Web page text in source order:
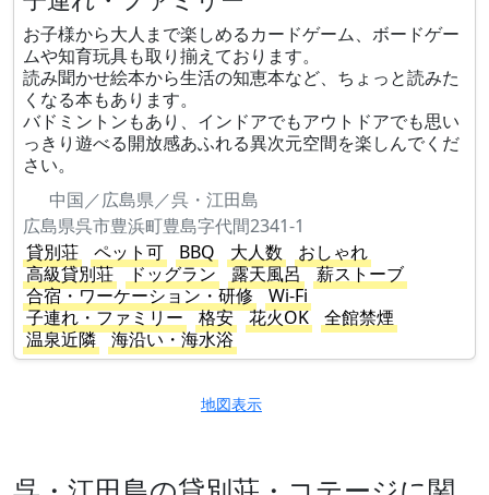
お子様から大人まで楽しめるカードゲーム、ボードゲー
ムや知育玩具も取り揃えております。
読み聞かせ絵本から生活の知恵本など、ちょっと読みた
くなる本もあります。
バドミントンもあり、インドアでもアウトドアでも思い
っきり遊べる開放感あふれる異次元空間を楽しんでくだ
さい。
中国／広島県／呉・江田島
広島県呉市豊浜町豊島字代間2341-1
貸別荘
ペット可 BBQ 大人数
おしゃれ
高級貸別荘
ドッグラン 露天風呂
薪ストーブ
合宿・ワーケーション・研修
Wi-Fi
子連れ・ファミリー
格安 花火OK
全館禁煙
温泉近隣
海沿い・海水浴
地図表示